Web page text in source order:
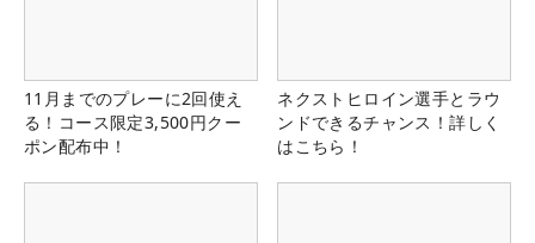
11月までのプレーに2回使え
る！コース限定3,500円クー
ポン配布中！
ネクストヒロイン選手とラウ
ンドできるチャンス！詳しく
はこちら！